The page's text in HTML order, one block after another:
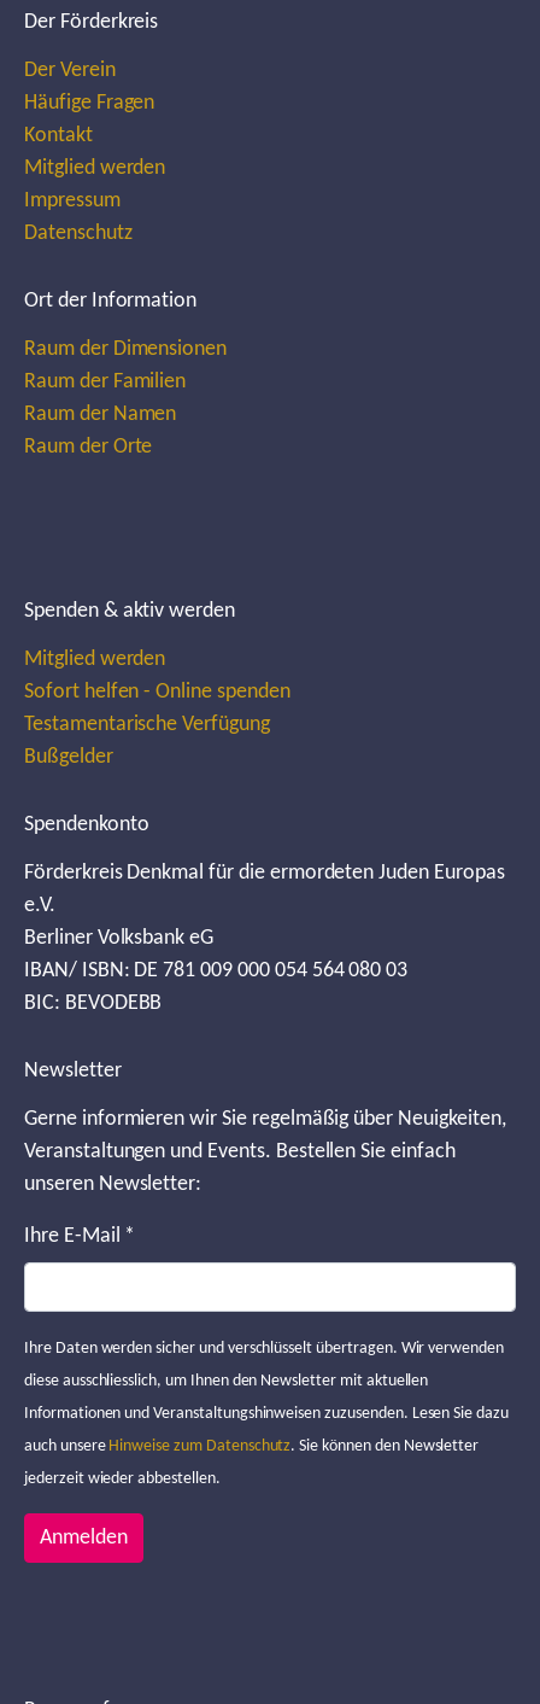
Der Förderkreis
Der Verein
Häufige Fragen
Kontakt
Mitglied werden
Impressum
Datenschutz
Ort der Information
Raum der Dimensionen
Raum der Familien
Raum der Namen
Raum der Orte
Spenden & aktiv werden
Mitglied werden
Sofort helfen - Online spenden
Testamentarische Verfügung
Bußgelder
Spendenkonto
Förderkreis Denkmal für die ermordeten Juden Europas
e.V.
Berliner Volksbank eG
IBAN/ ISBN: DE 781 009 000 054 564 080 03
BIC: BEVODEBB
Newsletter
Gerne informieren wir Sie regelmäßig über Neuigkeiten,
Veranstaltungen und Events. Bestellen Sie einfach
unseren Newsletter:
Ihre E-Mail *
Ihre Daten werden sicher und verschlüsselt übertragen. Wir verwenden
diese ausschliesslich, um Ihnen den Newsletter mit aktuellen
Informationen und Veranstaltungshinweisen zuzusenden. Lesen Sie dazu
auch unsere Hinweise zum Datenschutz. Sie können den Newsletter
jederzeit wieder abbestellen.
Anmelden